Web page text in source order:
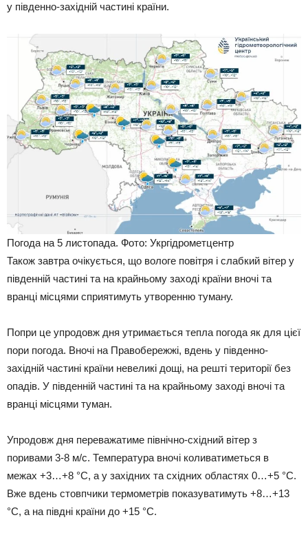
у південно-західній частині країни.
Погода на 5 листопада. Фото: Укргідрометцентр
Також завтра очікується, що вологе повітря і слабкий вітер у
південній частині та на крайньому заході країни вночі та
вранці місцями сприятимуть утворенню туману.
Попри це упродовж дня утримається тепла погода як для цієї
пори погода. Вночі на Правобережжі, вдень у південно-
західній частині країни невеликі дощі, на решті території без
опадів. У південній частині та на крайньому заході вночі та
вранці місцями туман.
Упродовж дня переважатиме північно-східний вітер з
поривами 3-8 м/с. Температура вночі коливатиметься в
межах +3…+8 °C, а у західних та східних областях 0…+5 °C.
Вже вдень стовпчики термометрів показуватимуть +8…+13
°C, а на півдні країни до +15 °C.